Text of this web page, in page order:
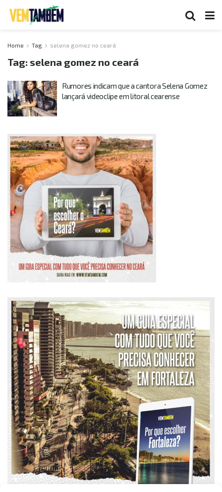
Home Tag selena gomez no ceará
Tag: selena gomez no ceará
Rumores indicam que a cantora Selena Gomez
lançará videoclipe em litoral cearense